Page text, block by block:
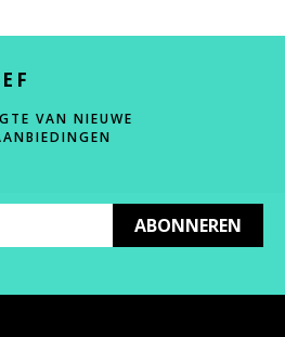
VAN NIEUWE
ABONNEREN